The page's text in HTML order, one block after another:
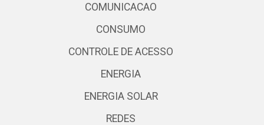
COMUNICACAO
CONSUMO
CONTROLE DE ACESSO
ENERGIA
ENERGIA SOLAR
REDES